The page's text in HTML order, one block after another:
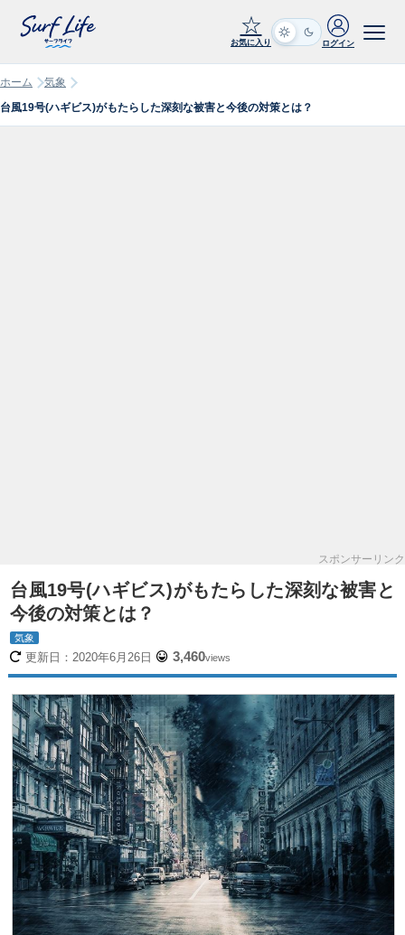
☆
お気に入り ログイン
ホーム
気象
台風19号(ハギビス)がもたらした深刻な被害と今後の対策とは？
スポンサーリンク
台風19号(ハギビス)がもたらした深刻な被害と
今後の対策とは？
気象
更新日： 2020年6月26日 3,460views